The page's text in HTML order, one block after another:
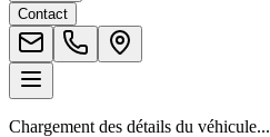
Contact
Chargement des détails du véhicule...